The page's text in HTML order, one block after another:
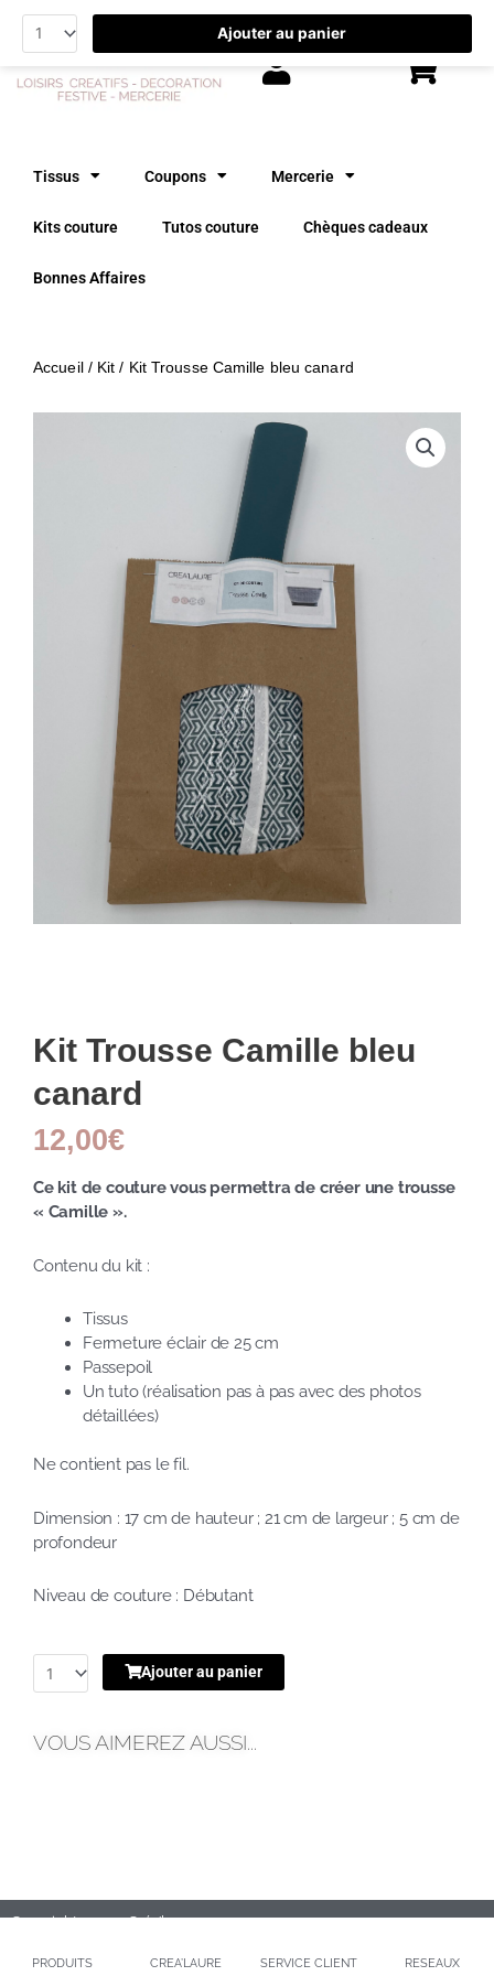
Aller
Tissus Coupons Mercerie
Kits couture Tutos couture Chèques cadeaux
Bonnes Affaires
Accueil/ Kit / Kit Trousse Camille bleu canard
Kit Trousse Camille bleu
canard
12,00€
Ce kit de couture vous permettra de créer une trousse
« Camille ».
Contenu du kit :
Tissus
Fermeture éclair de 25 cm
Passepoil
Un tuto (réalisation pas à pas avec des photos
détaillées)
Ne contient pas le fil.
Dimension : 17 cm de hauteur ; 21 cm de largeur ; 5 cm de
profondeur
Niveau de couture : Débutant
Ajouter au panier
VOUS AIMEREZ AUSSI...
Copyright 2020 – Créa’laure
PRODUITS CREA’LAURE SERVICE CLIENT RESEAUX
Ajouter au panier